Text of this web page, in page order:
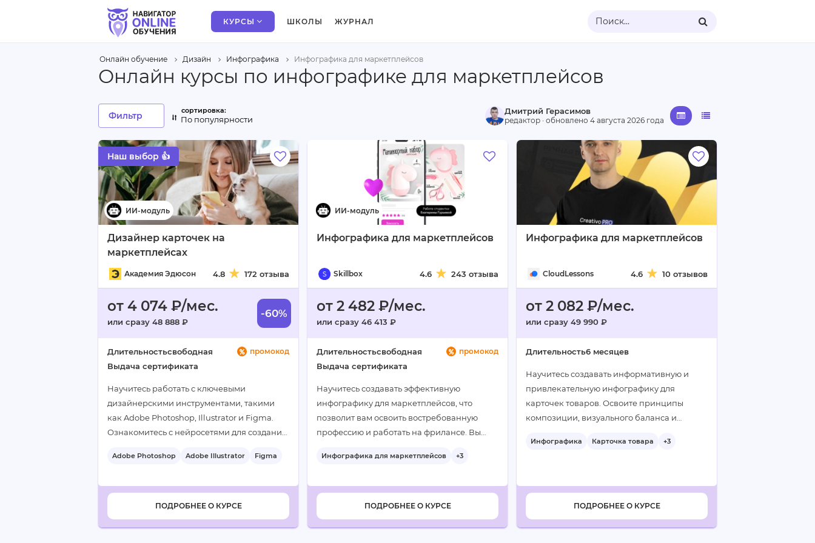
КУРСЫ ШКОЛЫ ЖУРНАЛ Поиск...
Онлайн обучение Дизайн Инфографика Инфографика для маркетплейсов
Онлайн курсы по инфографике для маркетплейсов
Дизайнер карточек на
маркетплейсах
Академия Эдюсон 4.8 172 отзыва
от 4 074 ₽/мес.
или сразу 48 888 ₽
-60%
промокод
Длительностьсвободная
Выдача сертификата
Научитесь работать с ключевыми
дизайнерскими инструментами, такими
как Adobe Photoshop, Illustrator и Figma.
Ознакомитесь с нейросетями для создания
аудитории маркетплейсов…
Adobe Photoshop Adobe Illustrator
Figma
ПОДРОБНЕЕ О КУРСЕ
Наш выбор 👍
Инфографика для маркетплейсов
Skillbox 4.6 243 отзыва
от 2 482 ₽/мес.
или сразу 46 413 ₽
промокод
Длительностьсвободная
Выдача сертификата
Научитесь создавать эффективную
инфографику для маркетплейсов, что
позволит вам освоить востребованную
профессию и работать на фрилансе. Вы
вас время, совмещая с другими
Инфографика для маркетплейсов +3
ПОДРОБНЕЕ О КУРСЕ
Инфографика для маркетплейсов
CloudLessons 4.6 10 отзывов
от 2 082 ₽/мес.
или сразу 49 990 ₽
Длительность6 месяцев
Научитесь создавать информативную и
привлекательную инфографику для
карточек товаров. Освоите принципы
композиции, визуального баланса и
Инфографика Карточка товара +3
ПОДРОБНЕЕ О КУРСЕ
Дмитрий Герасимов
редактор · обновлено 4 августа 2026 года
Фильтр По популярности